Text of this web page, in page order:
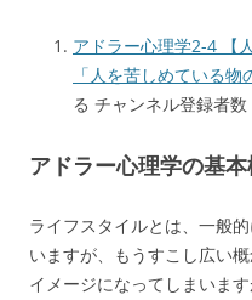
アドラー心理学2-4 【
「人を苦しめている物
る チャンネル登録者数
アドラー心理学の基
ライフスタイルとは、一般
いますが、もうすこし広い
イメージになってしまいま